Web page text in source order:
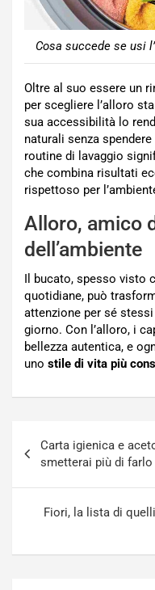
Cosa succede se usi
Oltre al suo essere un
per scegliere l’alloro
sua accessibilità lo
naturali senza
routine di lavaggio
che combina risultati
rispettoso per
Alloro, amico
dell’ambiente
Il bucato, spesso visto
quotidiane, può
attenzione per sé
giorno. Con l’alloro, i
bellezza autentica, e
uno stile di vita più
articoli
Carta igienica e
smetterai più di farlo
Fiori, la lista di